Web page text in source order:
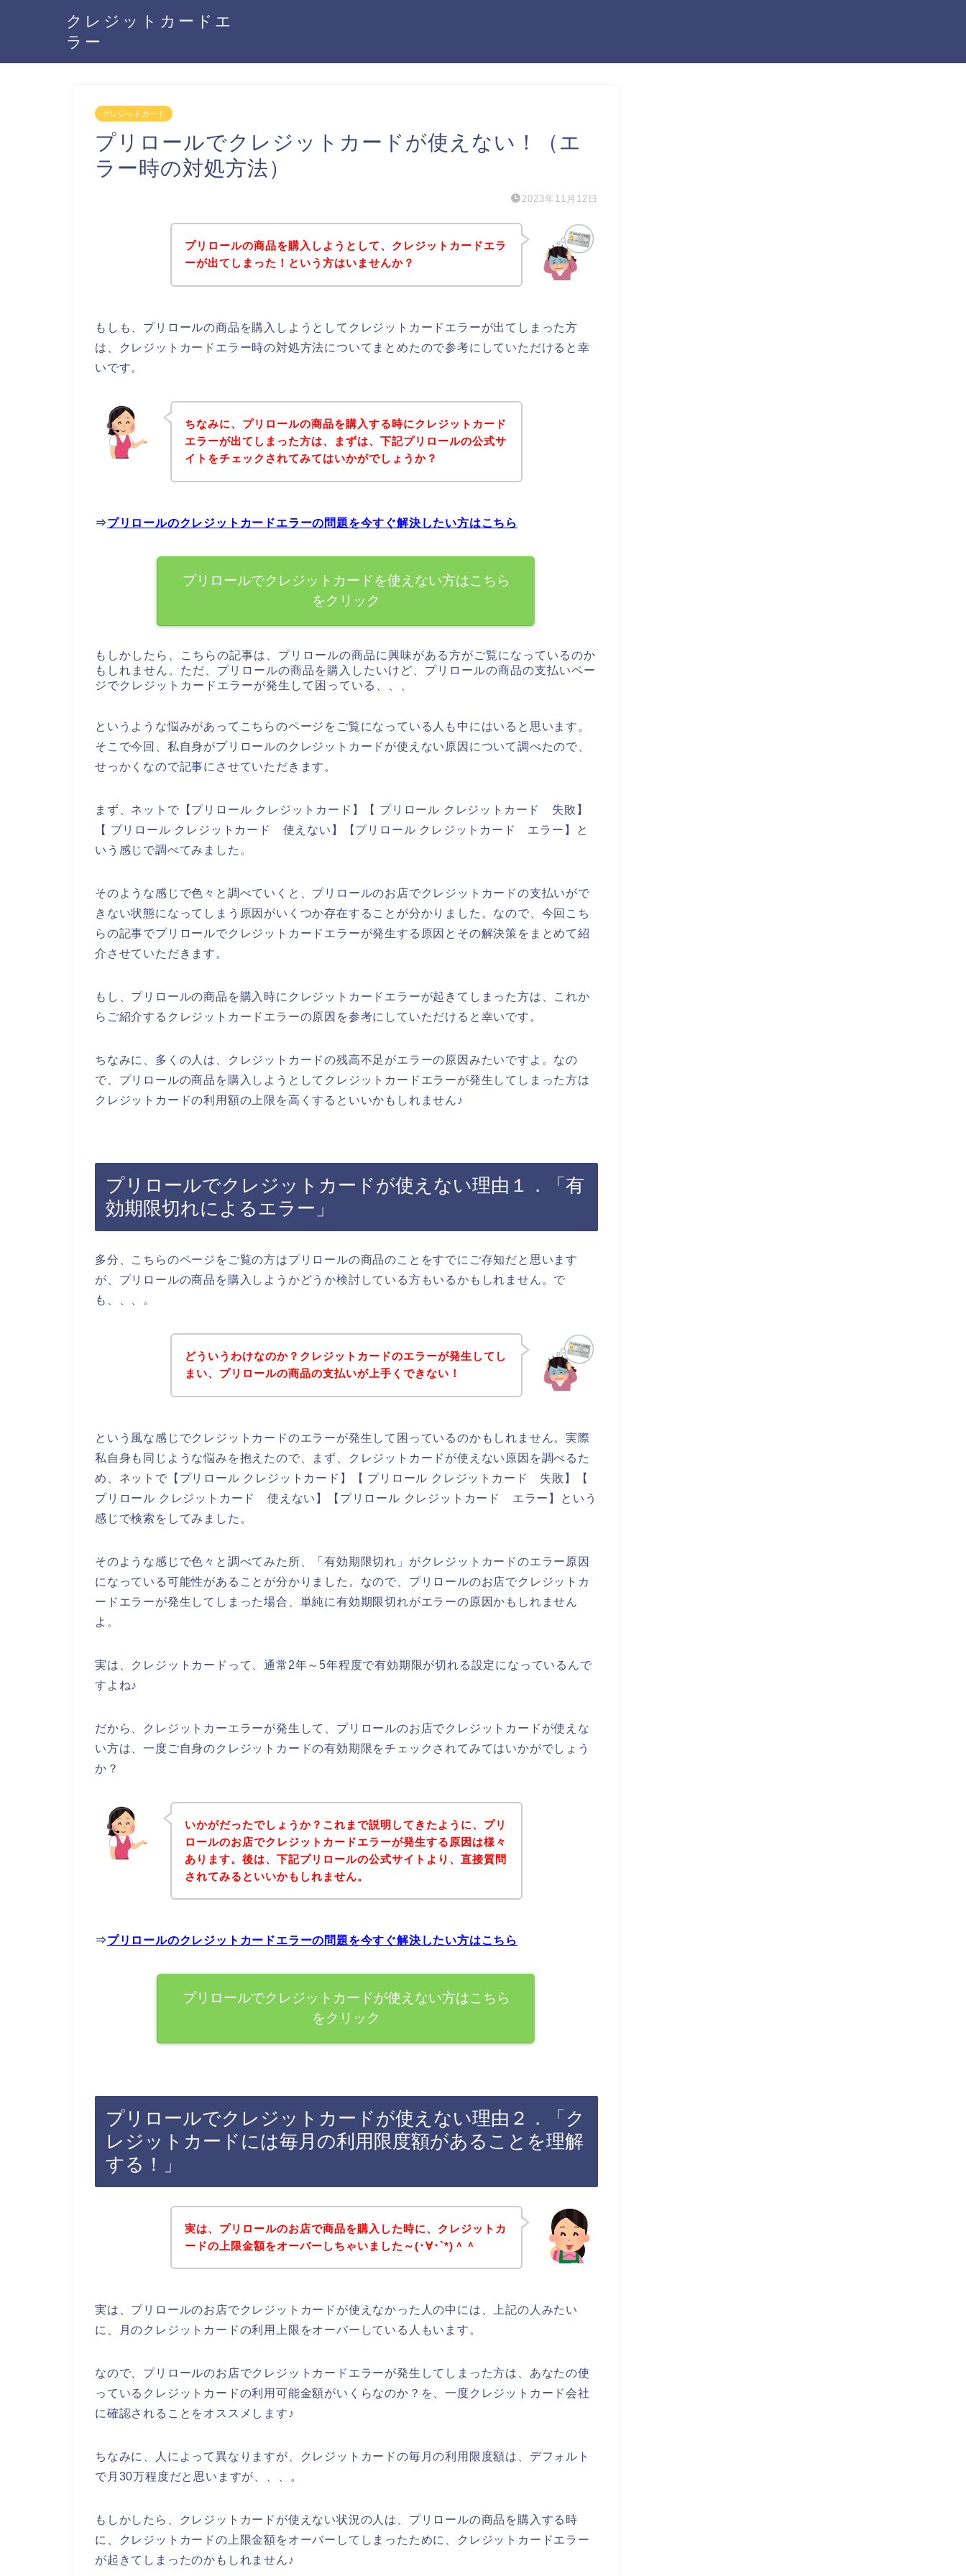
クレジットカードエ
ラー
クレジットカード
プリロールでクレジットカードが使えない！（エ
ラー時の対処方法）
2023年11月12日
プリロールの商品を購入しようとして、クレジットカードエラ
ーが出てしまった！という方はいませんか？
もしも、プリロールの商品を購入しようとしてクレジットカードエラーが出てしまった方
は、クレジットカードエラー時の対処方法についてまとめたので参考にしていただけると幸
いです。
ちなみに、プリロールの商品を購入する時にクレジットカード
エラーが出てしまった方は、まずは、下記プリロールの公式サ
イトをチェックされてみてはいかがでしょうか？
⇒プリロールのクレジットカードエラーの問題を今すぐ解決したい方はこちら
プリロールでクレジットカードを使えない方はこちら
をクリック
もしかしたら、こちらの記事は、プリロールの商品に興味がある方がご覧になっているのか
もしれません。ただ、プリロールの商品を購入したいけど、プリロールの商品の支払いペー
ジでクレジットカードエラーが発生して困っている、、、
というような悩みがあってこちらのページをご覧になっている人も中にはいると思います。
そこで今回、私自身がプリロールのクレジットカードが使えない原因について調べたので、
せっかくなので記事にさせていただきます。
まず、ネットで【プリロール クレジットカード】【 プリロール クレジットカード 失敗】
【 プリロール クレジットカード 使えない】【プリロール クレジットカード エラー】と
いう感じで調べてみました。
そのような感じで色々と調べていくと、プリロールのお店でクレジットカードの支払いがで
きない状態になってしまう原因がいくつか存在することが分かりました。なので、今回こち
らの記事でプリロールでクレジットカードエラーが発生する原因とその解決策をまとめて紹
介させていただきます。
もし、プリロールの商品を購入時にクレジットカードエラーが起きてしまった方は、これか
らご紹介するクレジットカードエラーの原因を参考にしていただけると幸いです。
ちなみに、多くの人は、クレジットカードの残高不足がエラーの原因みたいですよ。なの
で、プリロールの商品を購入しようとしてクレジットカードエラーが発生してしまった方は
クレジットカードの利用額の上限を高くするといいかもしれません♪
プリロールでクレジットカードが使えない理由１．「有
効期限切れによるエラー」
多分、こちらのページをご覧の方はプリロールの商品のことをすでにご存知だと思います
が、プリロールの商品を購入しようかどうか検討している方もいるかもしれません。で
も、、、。
どういうわけなのか？クレジットカードのエラーが発生してし
まい、プリロールの商品の支払いが上手くできない！
という風な感じでクレジットカードのエラーが発生して困っているのかもしれません。実際
私自身も同じような悩みを抱えたので、まず、クレジットカードが使えない原因を調べるた
め、ネットで【プリロール クレジットカード】【 プリロール クレジットカード 失敗】【
プリロール クレジットカード 使えない】【プリロール クレジットカード エラー】という
感じで検索をしてみました。
そのような感じで色々と調べてみた所、「有効期限切れ」がクレジットカードのエラー原因
になっている可能性があることが分かりました。なので、プリロールのお店でクレジットカ
ードエラーが発生してしまった場合、単純に有効期限切れがエラーの原因かもしれません
よ。
実は、クレジットカードって、通常2年～5年程度で有効期限が切れる設定になっているんで
すよね♪
だから、クレジットカーエラーが発生して、プリロールのお店でクレジットカードが使えな
い方は、一度ご自身のクレジットカードの有効期限をチェックされてみてはいかがでしょう
か？
いかがだったでしょうか？これまで説明してきたように、プリ
ロールのお店でクレジットカードエラーが発生する原因は様々
あります。後は、下記プリロールの公式サイトより、直接質問
されてみるといいかもしれません。
⇒プリロールのクレジットカードエラーの問題を今すぐ解決したい方はこちら
プリロールでクレジットカードが使えない方はこちら
をクリック
プリロールでクレジットカードが使えない理由２．「ク
レジットカードには毎月の利用限度額があることを理解
する！」
実は、プリロールのお店で商品を購入した時に、クレジットカ
ードの上限金額をオーバーしちゃいました～(･∀･`*)＾＾
実は、プリロールのお店でクレジットカードが使えなかった人の中には、上記の人みたい
に、月のクレジットカードの利用上限をオーバーしている人もいます。
なので、プリロールのお店でクレジットカードエラーが発生してしまった方は、あなたの使
っているクレジットカードの利用可能金額がいくらなのか？を、一度クレジットカード会社
に確認されることをオススメします♪
ちなみに、人によって異なりますが、クレジットカードの毎月の利用限度額は、デフォルト
で月30万程度だと思いますが、、、。
もしかしたら、クレジットカードが使えない状況の人は、プリロールの商品を購入する時
に、クレジットカードの上限金額をオーバーしてしまったために、クレジットカードエラー
が起きてしまったのかもしれません♪